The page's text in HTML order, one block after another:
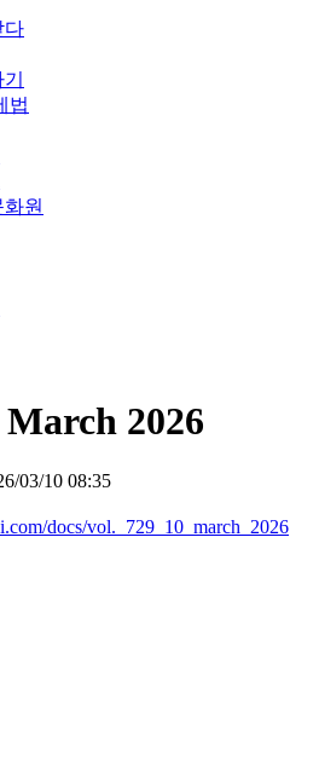
다
법
원
2026
03/10 08:35
docs/vol._729_10_march_2026